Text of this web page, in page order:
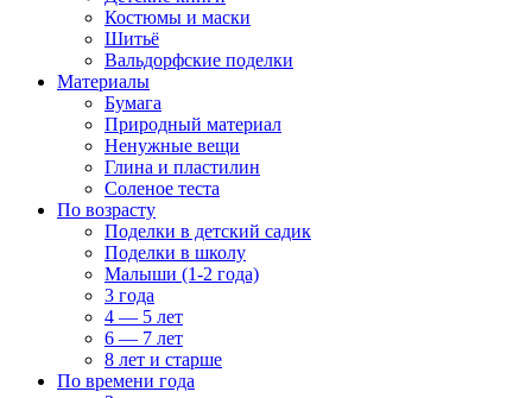
Костюмы и маски
Шитьё
Вальдорфские поделки
Материалы
Бумага
Природный материал
Ненужные вещи
Глина и пластилин
Соленое теста
По возрасту
Поделки в детский садик
Поделки в школу
Малыши (1-2 года)
3 года
4 — 5 лет
6 — 7 лет
8 лет и старше
По времени года